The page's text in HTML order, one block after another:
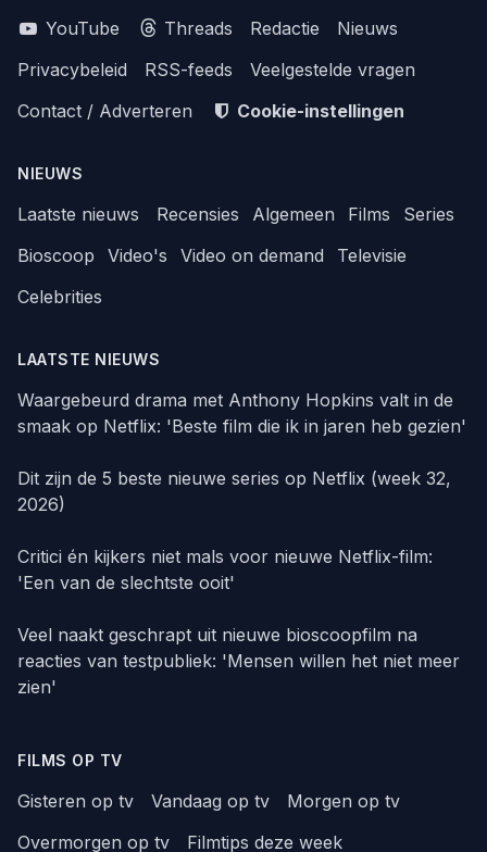
YouTube
Threads Redactie
Nieuws
Privacybeleid
RSS-feeds
Veelgestelde vragen
Contact / Adverteren
Cookie-instellingen
NIEUWS
Laatste nieuws Recensies Algemeen Films
Series
Bioscoop
Video's Video on demand
Televisie
Celebrities
LAATSTE NIEUWS
Waargebeurd drama met Anthony Hopkins valt in de
smaak op Netflix: 'Beste film die ik in jaren heb gezien'
Dit zijn de 5 beste nieuwe series op Netflix (week 32,
2026)
Critici én kijkers niet mals voor nieuwe Netflix-film:
'Een van de slechtste ooit'
Veel naakt geschrapt uit nieuwe bioscoopfilm na
reacties van testpubliek: 'Mensen willen het niet meer
zien'
FILMS OP TV
Gisteren op tv Vandaag op tv
Morgen op tv
Overmorgen op tv
Filmtips deze week